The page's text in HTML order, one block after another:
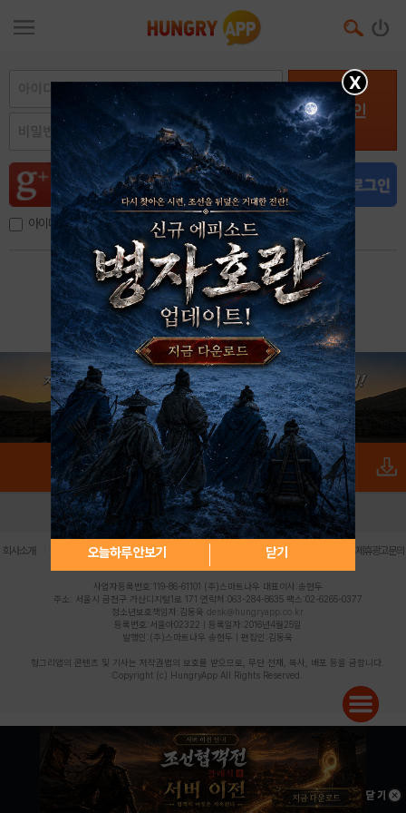
로그인
아이디, 이메일 저장
아이디 / 비밀번호 찾기 회원가입
X
오늘하루 안보기 닫기
로그인 PC버전 전체앱
회사소개 | 개인정보 처리방침 불법촬영물 신고센터 제휴광고문의
사업자등록번호:119-86-61101 (주)스마트나우 대표이사:송현두
주소: 서울시 금천구 가산디지털1로 171 연락처:063-284-8635 팩스:02-6265-0377
청소년보호책임자:김동욱 desk@hungryapp.co.kr
등록번호:서울아02322 | 등록일자:2016년4월25일
발행인:(주)스마트나우 송현두 | 편집인:김동욱
헝그리앱의 콘텐츠 및 기사는 저작권법의 보호를 받으므로, 무단 전재, 복사, 배포 등을 금합니다.
Copyright (c) HungryApp All Rights Reserved.